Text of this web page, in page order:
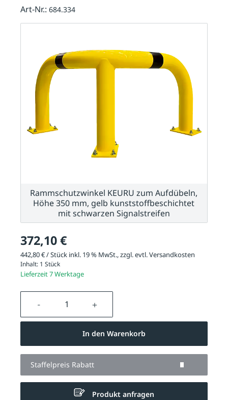
372,10 €
442,80 € / Stück inkl. 19 % MwSt., zzgl. evtl.Versandkosten
Inhalt: 1 Stück
Lieferzeit 7 Werktage
Produkt Anzahl: Gib den
In den Warenkorb
Staffelpreis Rabatt
Produkt anfragen
Art-Nr.: 684.334
Rammschutzwinkel KEURU zum Aufdübeln,
Höhe 350 mm, gelb kunststoffbeschichtet
mit schwarzen Signalstreifen